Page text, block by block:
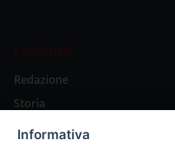
L’editoriale
Redazione
Storia
Informativa